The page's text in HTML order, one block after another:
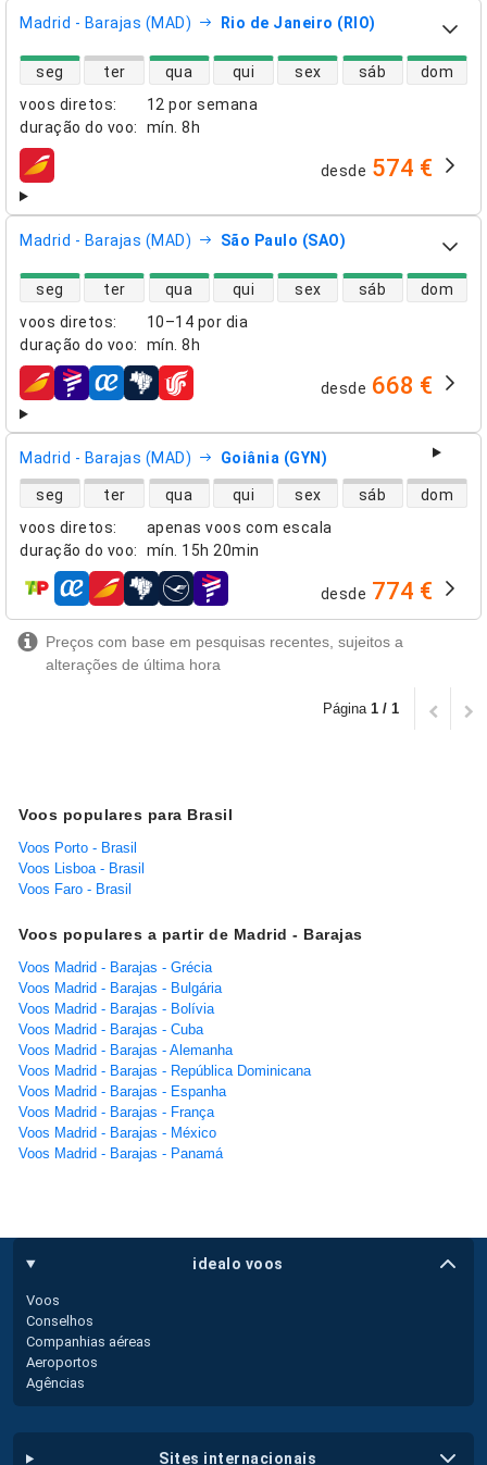
Madrid - Barajas (MAD) Rio de Janeiro (RIO)
voos diretos:
12 por semana
duração do voo: mín. 8h
disponibilidade de voos diretos
seg ter qua qui sex sáb dom
companhias aéreas desde 574 €
Madrid - Barajas (MAD) São Paulo (SAO)
voos diretos:
10–14 por dia
duração do voo: mín. 8h
disponibilidade de voos diretos
seg ter qua qui sex sáb dom
companhias aéreas desde 668 €
Madrid - Barajas (MAD) Goiânia (GYN)
voos diretos:
apenas voos com escala
duração do voo: mín. 15h 20min
disponibilidade de voos diretos
seg ter qua qui sex sáb dom
companhias aéreas desde 774 €
Preços com base em pesquisas recentes, sujeitos a
alterações de última hora
Página 1 / 1
Voos populares para Brasil
Voos Porto - Brasil
Voos Lisboa - Brasil
Voos Faro - Brasil
Voos populares a partir de Madrid - Barajas
Voos Madrid - Barajas - Grécia
Voos Madrid - Barajas - Bulgária
Voos Madrid - Barajas - Bolívia
Voos Madrid - Barajas - Cuba
Voos Madrid - Barajas - Alemanha
Voos Madrid - Barajas - República Dominicana
Voos Madrid - Barajas - Espanha
Voos Madrid - Barajas - França
Voos Madrid - Barajas - México
Voos Madrid - Barajas - Panamá
idealo voos
Voos
Conselhos
Companhias aéreas
Aeroportos
Agências
sites internacionais